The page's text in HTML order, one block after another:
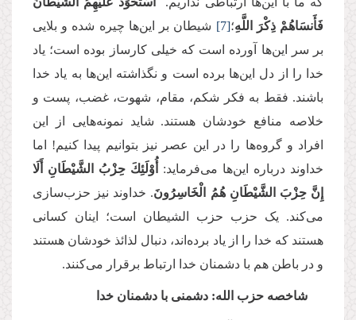
فَأَنسَاهُمْ ذِكْرَ اللَّهِ؛[7] شیطان بر این‌ها چیره شده و بلایی
بر سر این‌ها آورده است که خیلی کارساز بوده است؛ یاد
خدا را از دل این‌ها برده است و نگذاشته این‌ها به یاد خدا
باشند. فقط به فکر شکم‌، مقام، شهوت‌، غضب‌، پست‌ و
خلاصه منافع خودشان هستند. شاید نمونه‌هایی از این
افراد و گروه‌ها را در این عصر نیز بتوانیم پیدا کنیم! اما
خداوند درباره این‌ها می‌فرماید: أُوْلَئِكَ حِزْبُ الشَّیْطَانِ أَلَا
إِنَّ حِزْبَ الشَّیْطَانِ هُمُ الْخَاسِرُونَ. خداوند نیز حزب‌سازی
می‌کند. یک حزب حزب‌ الشیطان است؛ اینان کسانی
هستند که خدا را از یاد برده‌اند، دنبال لذائذ خودشان هستند
و در باطن هم با دشمنان خدا ارتباط برقرار می‌کنند.
شاخصه حزب الله: دشمنی با دشمنان خدا